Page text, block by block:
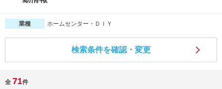
説明会を探す
インターンを探す
イベントを探す
業種 ホームセンター・ＤＩＹ
検索条件を確認・変更
全 71件